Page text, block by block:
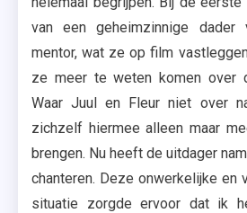
van een geheimzinnige dader
mentor, wat ze op film
ze meer te weten komen over
Waar Juul en Fleur niet over
zichzelf hiermee alleen maar
brengen. Nu heeft de uitdager
chanteren. Deze onwerkelijke en
situatie zorgde ervoor dat ik